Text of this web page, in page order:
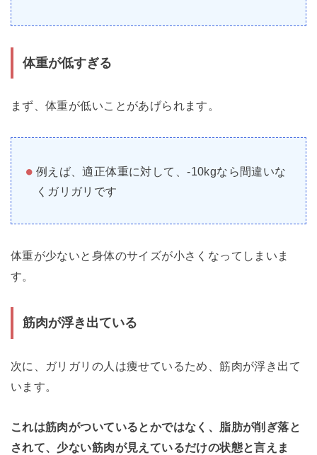
体重が低すぎる
まず、体重が低いことがあげられます。
例えば、適正体重に対して、-10kgなら間違いな
くガリガリです
体重が少ないと身体のサイズが小さくなってしまいま
す。
筋肉が浮き出ている
次に、ガリガリの人は痩せているため、筋肉が浮き出て
います。
これは筋肉がついているとかではなく、脂肪が削ぎ落と
されて、少ない筋肉が見えているだけの状態と言えま